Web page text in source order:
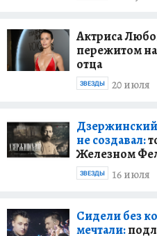
Актриса
пережитом
отца
20 июля
ЗВЕЗДЫ
Дзержинский
не создавал:
Железном
16 июля
ЗВЕЗДЫ
Сидели без
мечтали: